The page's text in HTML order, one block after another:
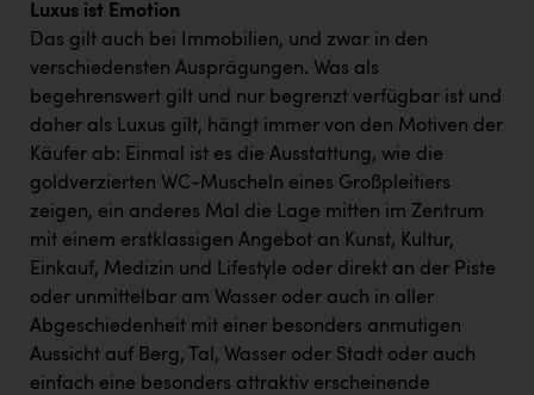
kunden basics
kontakt
Luxus ist Emotion
Das gilt auch bei Immobilien, und zwar in den
verschiedensten Ausprägungen. Was als
begehrenswert gilt und nur begrenzt verfügbar ist und
daher als Luxus gilt, hängt immer von den Motiven der
Käufer ab: Einmal ist es die Ausstattung, wie die
goldverzierten WC-Muscheln eines Großpleitiers
zeigen, ein anderes Mal die Lage mitten im Zentrum
mit einem erstklassigen Angebot an Kunst, Kultur,
Einkauf, Medizin und Lifestyle oder direkt an der Piste
oder unmittelbar am Wasser oder auch in aller
Abgeschiedenheit mit einer besonders anmutigen
Aussicht auf Berg, Tal, Wasser oder Stadt oder auch
einfach eine besonders attraktiv erscheinende